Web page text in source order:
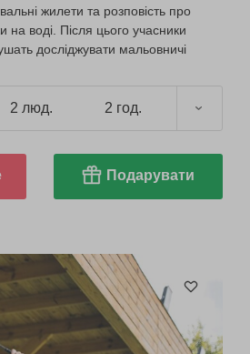
жилети та розповість про
на воді. Після цього учасники
досліджувати мальовничі
2 люд. 2 год.
Подарувати